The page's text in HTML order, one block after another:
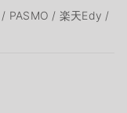
PASMO / 楽天Edy /